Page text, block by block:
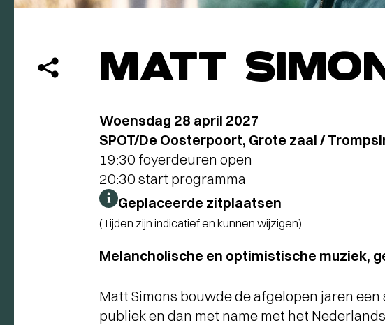
MATT
Woensdag 28 april 2027
SPOT/De Oosterpoort, Grote zaal /
19:30 foyerdeuren open
20:30 start programma
Geplaceerde zitplaatsen
(Tijden zijn indicatief en kunnen wijzigen)
Melancholische en optimistische muziek,
Matt Simons bouwde de afgelopen jaren
publiek en dan met name met het